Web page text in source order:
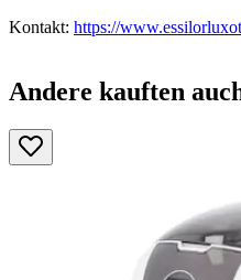
Kontakt: https://
Andere kauften